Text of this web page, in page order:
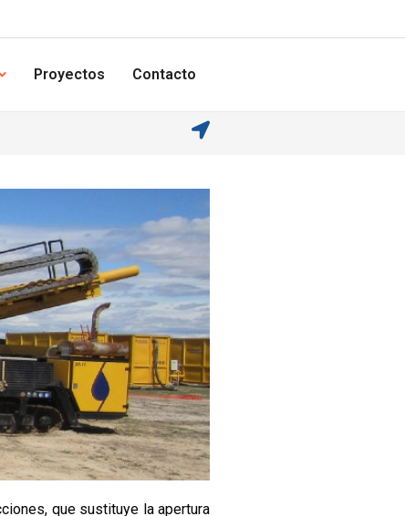
Proyectos Contacto
que sustituye la apertura